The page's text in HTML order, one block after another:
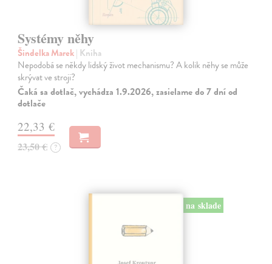
Systémy něhy
Šindelka Marek| Kniha
Nepodobá se někdy lidský život mechanismu? A kolik něhy se může
skrývat ve stroji?
Čaká sa dotlač, vychádza 1.9.2026, zasielame do 7 dní od
dotlače
22,33 €
23,50 € ?
na sklade